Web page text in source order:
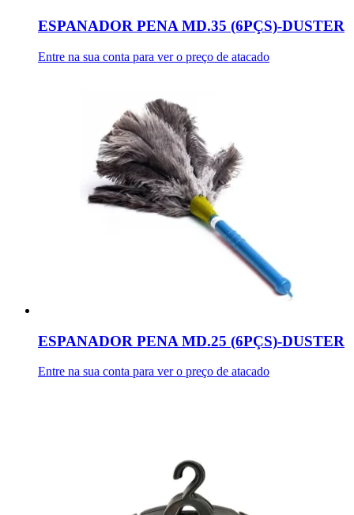
ESPANADOR PENA MD.35 (6PÇS)-DUSTER
Entre na sua conta para ver o preço de atacado
ESPANADOR PENA MD.25 (6PÇS)-DUSTER
Entre na sua conta para ver o preço de atacado